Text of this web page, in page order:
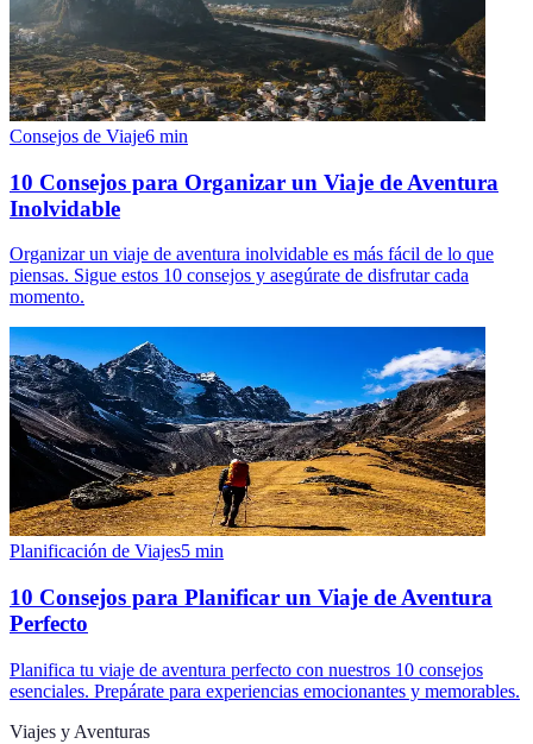
Consejos de Viaje6 min
10 Consejos para Organizar un Viaje de Aventura
Inolvidable
Organizar un viaje de aventura inolvidable es más fácil de lo que
piensas. Sigue estos 10 consejos y asegúrate de disfrutar cada
momento.
Planificación de Viajes5 min
10 Consejos para Planificar un Viaje de Aventura
Perfecto
Planifica tu viaje de aventura perfecto con nuestros 10 consejos
esenciales. Prepárate para experiencias emocionantes y memorables.
Viajes y Aventuras